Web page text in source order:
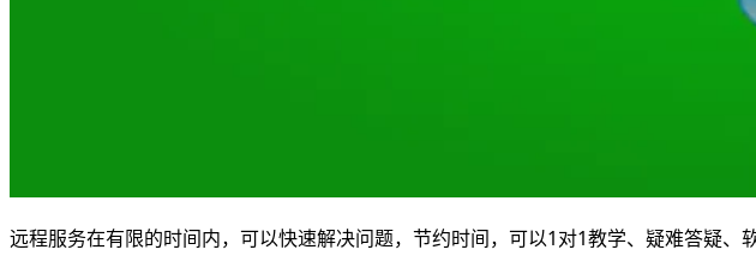
远程服务在有限的时间内，可以快速解决问题，节约时间，可以1对1教学、疑难答疑、